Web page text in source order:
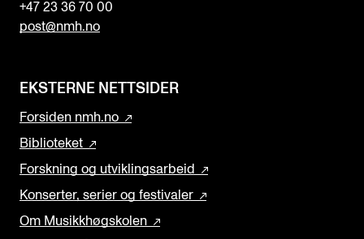
+47 23 36 70 00
post@nmh.no
EKSTERNE NETTSIDER
Forsiden nmh.no
Biblioteket
Forskning og utviklingsarbeid
Konserter, serier og festivaler
Om Musikkhøgskolen